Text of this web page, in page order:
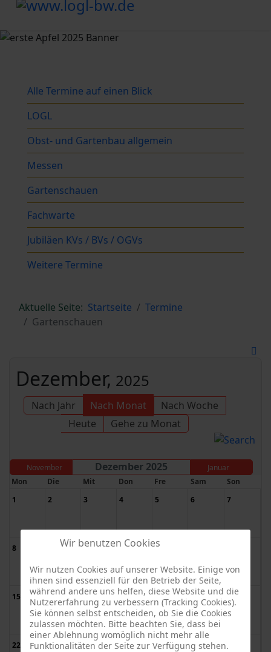
Alle Termine auf einen Blick
LOGL
Obst- und Gartenbau allgemein
Messen
Gartenschauen
Fachwarte
Jubiläen KVs / BVs / OGVs
Weitere Termine
Aktuelle Seite: Startseite
Termine
Gartenschauen
Dezember, 2025
Nach Jahr Nach Monat
Nach Woche
Heute
Gehe zu Monat
November Dezember 2025
Januar
Mon
Die Mit Don Fre Sam
Son
1
2 3 4 5 6 7
8 10 11 12
15 16 17 18 19 20 21
22 23 24 25 26 27
Wir benutzen Cookies
Wir nutzen Cookies auf unserer Website. Einige von
ihnen sind essenziell für den Betrieb der Seite,
während andere uns helfen, diese Website und die
Nutzererfahrung zu verbessern (Tracking Cookies).
Sie können selbst entscheiden, ob Sie die Cookies
zulassen möchten. Bitte beachten Sie, dass bei
einer Ablehnung womöglich nicht mehr alle
Funktionalitäten der Seite zur Verfügung stehen.